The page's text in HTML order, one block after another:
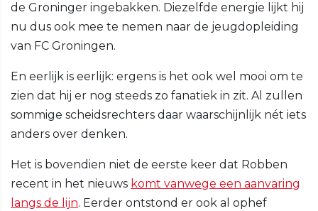
de Groninger ingebakken. Diezelfde energie lijkt hij
nu dus ook mee te nemen naar de jeugdopleiding
van FC Groningen.
En eerlijk is eerlijk: ergens is het ook wel mooi om te
zien dat hij er nog steeds zo fanatiek in zit. Al zullen
sommige scheidsrechters daar waarschijnlijk nét iets
anders over denken.
Het is bovendien niet de eerste keer dat Robben
recent in het nieuws komt vanwege een aanvaring
langs de lijn. Eerder ontstond er ook al ophef